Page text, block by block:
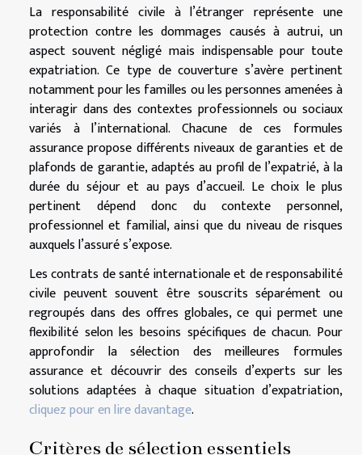
La responsabilité civile à l’étranger représente une
protection contre les dommages causés à autrui, un
aspect souvent négligé mais indispensable pour toute
expatriation. Ce type de couverture s’avère pertinent
notamment pour les familles ou les personnes amenées à
interagir dans des contextes professionnels ou sociaux
variés à l’international. Chacune de ces formules
assurance propose différents niveaux de garanties et de
plafonds de garantie, adaptés au profil de l’expatrié, à la
durée du séjour et au pays d’accueil. Le choix le plus
pertinent dépend donc du contexte personnel,
professionnel et familial, ainsi que du niveau de risques
auxquels l’assuré s’expose.
Les contrats de santé internationale et de responsabilité
civile peuvent souvent être souscrits séparément ou
regroupés dans des offres globales, ce qui permet une
flexibilité selon les besoins spécifiques de chacun. Pour
approfondir la sélection des meilleures formules
assurance et découvrir des conseils d’experts sur les
solutions adaptées à chaque situation d’expatriation,
cliquez pour en lire davantage.
Critères de sélection essentiels